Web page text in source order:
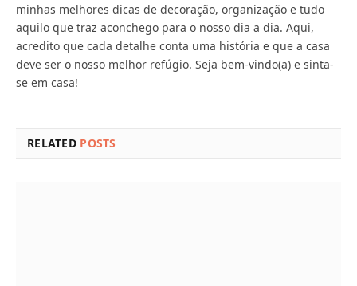
minhas melhores dicas de decoração, organização e tudo
aquilo que traz aconchego para o nosso dia a dia. Aqui,
acredito que cada detalhe conta uma história e que a casa
deve ser o nosso melhor refúgio. Seja bem-vindo(a) e sinta-
se em casa!
RELATED POSTS